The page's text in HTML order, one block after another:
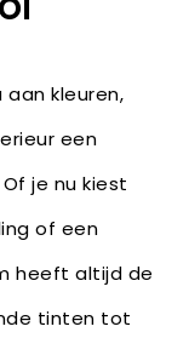
kleuren,
een
je nu kiest
of een
heeft altijd de
tinten tot